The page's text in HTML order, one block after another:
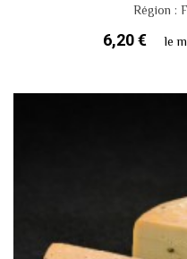
Région :
6,20 € le